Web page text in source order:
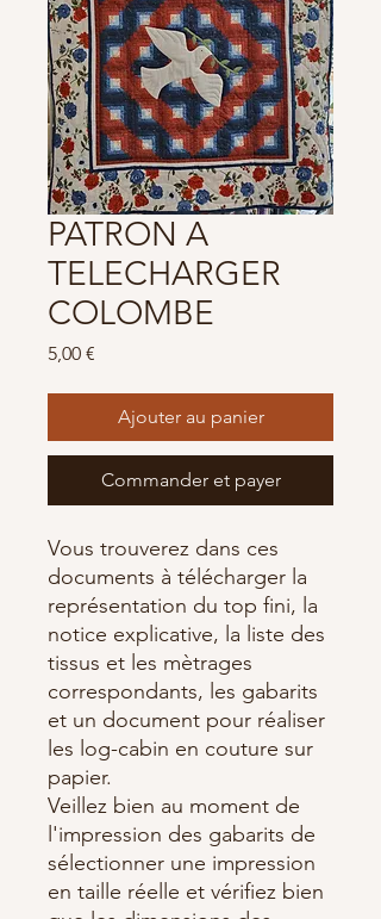
PATRON A
TELECHARGER
COLOMBE
5,00 €
Ajouter au panier
Commander et payer
Vous trouverez dans ces
documents à télécharger la
représentation du top fini, la
notice explicative, la liste des
tissus et les mètrages
correspondants, les gabarits
et un document pour réaliser
les log-cabin en couture sur
papier.
Veillez bien au moment de
l'impression des gabarits de
sélectionner une impression
en taille réelle et vérifiez bien